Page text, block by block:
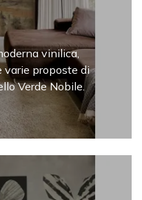
vinilica,
varie proposte di
Verde Nobile.